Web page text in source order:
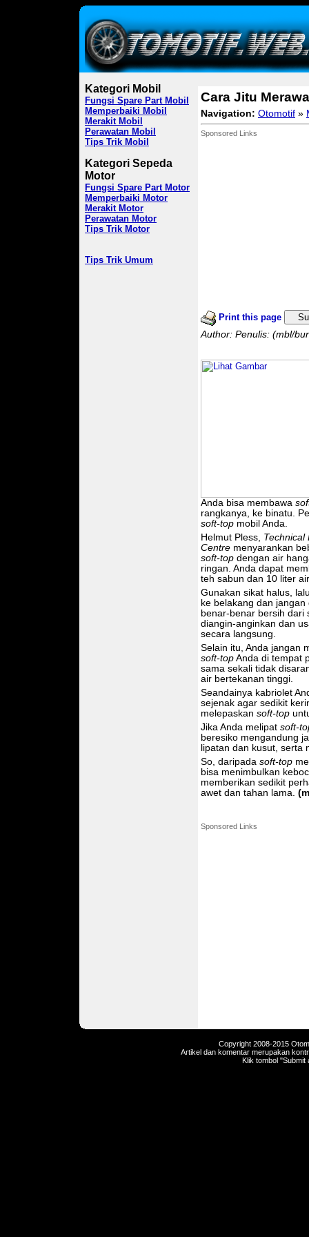
Kategori Mobil
Fungsi Spare Part Mobil
Memperbaiki Mobil
Merakit Mobil
Perawatan Mobil
Tips Trik Mobil
Kategori Sepeda
Motor
Fungsi Spare Part Motor
Memperbaiki Motor
Merakit Motor
Perawatan Motor
Tips Trik Motor
Tips Trik Umum
Cara Jitu
Navigation: Otomotif »
Sponsored Links
Print this page
Author: Penulis: (mbl/
Anda bisa membawa
rangkanya, ke binatu.
soft-top mobil Anda.
Helmut Pless, Technical
Centre menyarankan
soft-top dengan air
ringan. Anda dapat
teh sabun dan 10 liter
Gunakan sikat halus,
ke belakang dan
benar-benar bersih dari
diangin-anginkan dan
secara langsung.
Selain itu, Anda jangan
soft-top Anda di tempat
sama sekali tidak
air bertekanan tinggi.
Seandainya kabriolet
sejenak agar sedikit
melepaskan soft-top
Jika Anda melipat soft-
beresiko mengandung
lipatan dan kusut,
So, daripada soft-top
bisa menimbulkan
memberikan sedikit
awet dan tahan lama.
Sponsored Links
Copyright 2008-2015
Artikel dan komentar merupakan
Klik tombol